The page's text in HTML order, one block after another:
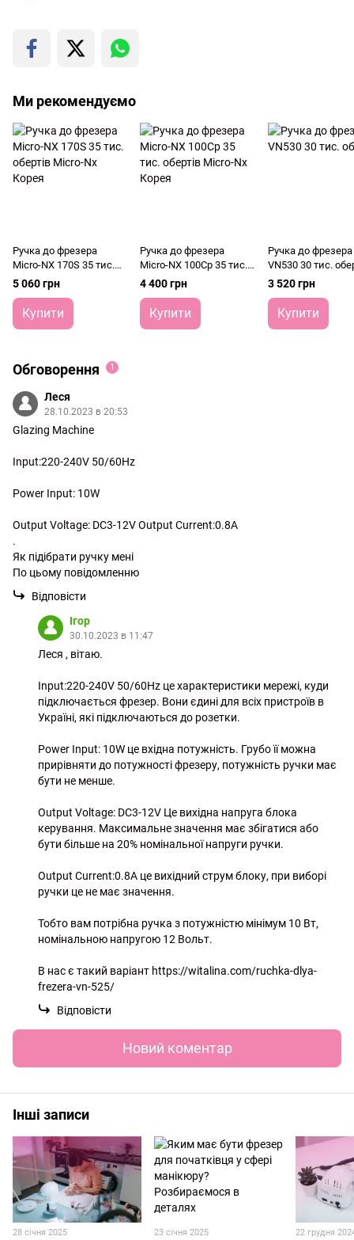
Ми рекомендуємо
Ручка до фрезера
Micro-NX 170S 35 тис.
обертів Micro-Nx Корея
5 060 грн
Купити
Ручка до фрезера
Micro-NX 100Cp 35 тис.
обертів Micro-Nx Корея
4 400 грн
Купити
Ручка до фрезера
VN530 30 тис.
3 520 грн
Купити
Обговорення 1
Леся
28.10.2023 в 20:53
Glazing Machine
Input:220-240V 50/60Hz
Power Input: 10W
Output Voltage: DC3-12V Output Current:0.8A
.
Як підібрати ручку мені
По цьому повідомленню
Відповісти
Ігор
30.10.2023 в 11:47
Леся , вітаю.
Input:220-240V 50/60Hz це характеристики мережі, куди
підключається фрезер. Вони єдині для всіх пристроїв в
Україні, які підключаються до розетки.
Power Input: 10W це вхідна потужність. Грубо її можна
прирівняти до потужності фрезеру, потужність ручки має
бути не менше.
Output Voltage: DC3-12V Це вихідна напруга блока
керування. Максимальне значення має збігатися або
бути більше на 20% номінальної напруги ручки.
Output Current:0.8A це вихідний струм блоку, при виборі
ручки це не має значення.
Тобто вам потрібна ручка з потужністю мінімум 10 Вт,
номінальною напругою 12 Вольт.
В нас є такий варіант https://witalina.com/ruchka-dlya-
frezera-vn-525/
Відповісти
Новий коментар
Інші записи
28 січня 2025 23 січня 2025 22 грудня